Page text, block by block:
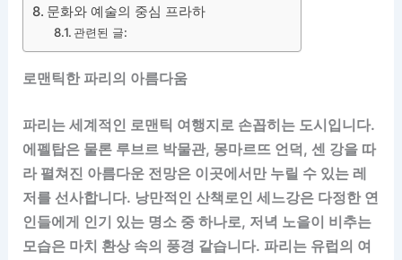
문화와 예술의 중심 프라하
관련된 글:
로맨틱한 파리의 아름다움
파리는 세계적인 로맨틱 여행지로 손꼽히는 도시입니다.
에펠탑은 물론 루브르 박물관, 몽마르뜨 언덕, 센 강을 따
라 펼쳐진 아름다운 전망은 이곳에서만 누릴 수 있는 레
저를 선사합니다. 낭만적인 산책로인 세느강은 다정한 연
인들에게 인기 있는 명소 중 하나로, 저녁 노을이 비추는
모습은 마치 환상 속의 풍경 같습니다. 파리는 유럽의 여